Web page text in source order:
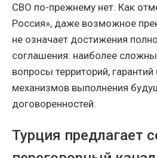
СВО по-прежнему нет. Как
Россия», даже возможное
не означает достижения
соглашения: наиболее
вопросы территорий,
механизмов выполнения
договоренностей.
Турция предлагает